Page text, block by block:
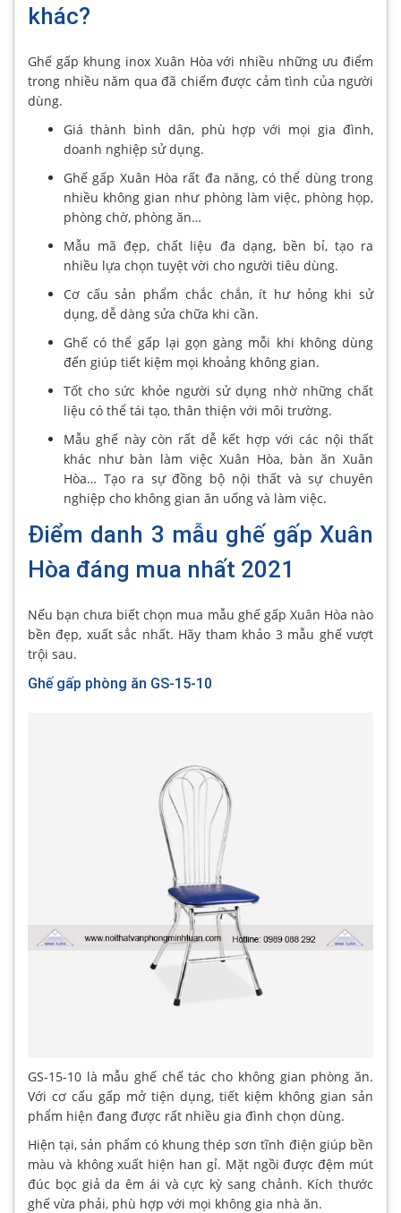
khác?
Ghế gấp khung inox Xuân Hòa với nhiều những ưu điểm
trong nhiều năm qua đã chiếm được cảm tình của người
dùng.
Giá thành bình dân, phù hợp với mọi gia đình,
doanh nghiệp sử dụng.
Ghế gấp Xuân Hòa rất đa năng, có thể dùng trong
nhiều không gian như phòng làm việc, phòng họp,
phòng chờ, phòng ăn…
Mẫu mã đẹp, chất liệu đa dạng, bền bỉ, tạo ra
nhiều lựa chọn tuyệt vời cho người tiêu dùng.
Cơ cấu sản phẩm chắc chắn, ít hư hỏng khi sử
dụng, dễ dàng sửa chữa khi cần.
Ghế có thể gấp lại gọn gàng mỗi khi không dùng
đến giúp tiết kiệm mọi khoảng không gian.
Tốt cho sức khỏe người sử dụng nhờ những chất
liệu có thể tái tạo, thân thiện với môi trường.
Mẫu ghế này còn rất dễ kết hợp với các nội thất
khác như bàn làm việc Xuân Hòa, bàn ăn Xuân
Hòa… Tạo ra sự đồng bộ nội thất và sự chuyên
nghiệp cho không gian ăn uống và làm việc.
Điểm danh 3 mẫu ghế gấp Xuân
Hòa đáng mua nhất 2021
Nếu bạn chưa biết chọn mua mẫu ghế gấp Xuân Hòa nào
bền đẹp, xuất sắc nhất. Hãy tham khảo 3 mẫu ghế vượt
trội sau.
Ghế gấp phòng ăn GS-15-10
GS-15-10 là mẫu ghế chế tác cho không gian phòng ăn.
Với cơ cấu gấp mở tiện dụng, tiết kiệm không gian sản
phẩm hiện đang được rất nhiều gia đình chọn dùng.
Hiện tại, sản phẩm có khung thép sơn tĩnh điện giúp bền
màu và không xuất hiện han gỉ. Mặt ngồi được đệm mút
đúc bọc giả da êm ái và cực kỳ sang chảnh. Kích thước
ghế vừa phải, phù hợp với mọi không gia nhà ăn.